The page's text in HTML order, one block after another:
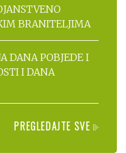
BRANITELJIMA
DANA POBJEDE I
I DANA
PREGLEDAJTE SVE